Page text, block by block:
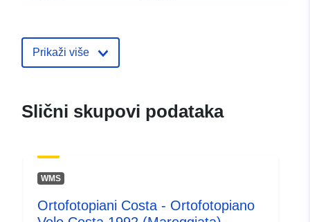
mailto:helpdesk@obis.org
Prikaži više
Slični skupovi podataka
WMS
Ortofotopiani Costa - Ortofotopiano